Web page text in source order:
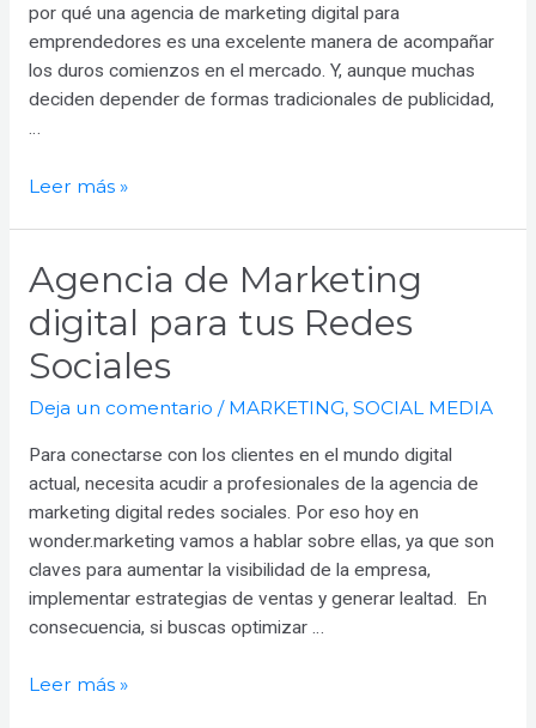
por qué una agencia de marketing digital para
emprendedores es una excelente manera de acompañar
los duros comienzos en el mercado. Y, aunque muchas
deciden depender de formas tradicionales de publicidad,
…
Agencia
digital
para
emprendedores:
Una
aliada
para
despegar
Leer más »
Agencia de Marketing
digital para tus Redes
Sociales
Deja un comentario / MARKETING, SOCIAL MEDIA
Para conectarse con los clientes en el mundo digital
actual, necesita acudir a profesionales de la agencia de
marketing digital redes sociales. Por eso hoy en
wonder.marketing vamos a hablar sobre ellas, ya que son
claves para aumentar la visibilidad de la empresa,
implementar estrategias de ventas y generar lealtad. En
consecuencia, si buscas optimizar …
Agencia
Leer más »